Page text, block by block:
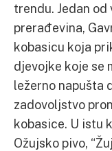
trendu. Jedan
prerađevina,
kobasicu koja
djevojke koje se
ležerno napušta
zadovoljstvo
kobasice. U istu
Ožujsko pivo,